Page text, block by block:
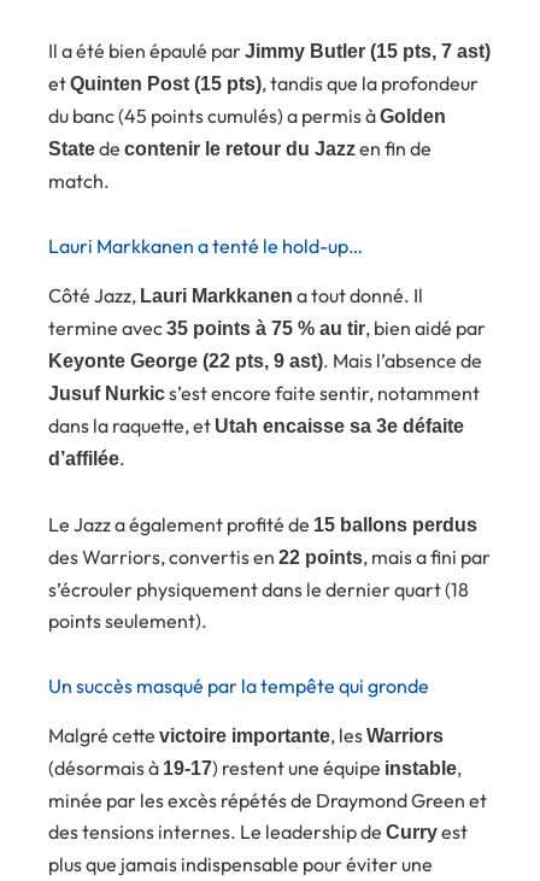
Il a été bien épaulé parJimmy Butler (15 pts, 7 ast)
etQuinten Post (15 pts), tandis que la profondeur
du banc (45 points cumulés) a permis àGolden
Statede contenir le retour du Jazzen fin de
match.
Lauri Markkanen a tenté le hold-up…
Côté Jazz, Lauri Markkanen a tout donné. Il
termine avec35 points à 75 % au tir, bien aidé par
Keyonte George (22 pts, 9 ast). Mais l’absence de
Jusuf Nurkics’est encore faite sentir, notamment
dans la raquette, et Utah encaisse sa 3e défaite
d’affilée.
Le Jazz a également profité de 15 ballons perdus
des Warriors, convertis en 22 points, mais a fini par
s’écrouler physiquement dans le dernier quart (18
points seulement).
Un succès masqué par la tempête qui gronde
Malgré cette victoire importante, lesWarriors
(désormais à 19-17) restent une équipe instable,
minée par les excès répétés de Draymond Green et
des tensions internes. Le leadership de Curryest
plus que jamais indispensable pour éviter une